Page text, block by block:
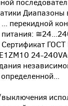
перекидной
Сертификат ГОСТ
24-